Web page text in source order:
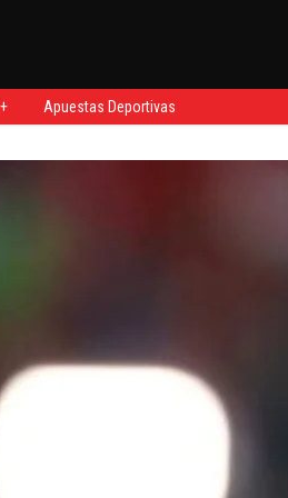
Apuestas Deportivas